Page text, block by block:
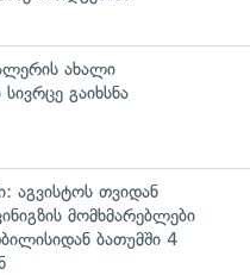
ახალი
გაიხსნა
აგვისტოს თვიდან
მომხმარებლები
ბათუმში 4